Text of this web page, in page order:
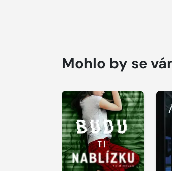
Mohlo by se